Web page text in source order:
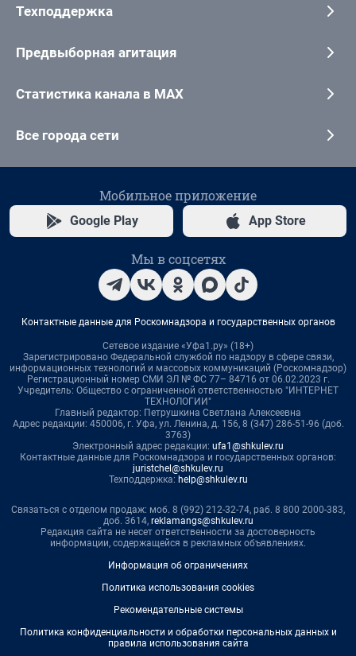
Техподдержка
Предвыборная агитация
Статистика канала в MAX
Все города сети
Мобильное приложение
Google Play App Store
Мы в соцсетях
Контактные данные для Роскомнадзора и государственных органов
Сетевое издание «Уфа1.ру» (18+)
Зарегистрировано Федеральной службой по надзору в сфере связи,
информационных технологий и массовых коммуникаций (Роскомнадзор)
Регистрационный номер СМИ ЭЛ № ФС 77– 84716 от 06.02.2023 г.
Учредитель: Общество с ограниченной ответственностью "ИНТЕРНЕТ
ТЕХНОЛОГИИ"
Главный редактор: Петрушкина Светлана Алексеевна
Адрес редакции: 450006, г. Уфа, ул. Ленина, д. 156, 8 (347) 286-51-96 (доб.
3763)
Электронный адрес редакции: ufa1@shkulev.ru
Контактные данные для Роскомнадзора и государственных органов:
juristchel@shkulev.ru
Техподдержка: help@shkulev.ru
Связаться с отделом продаж: моб. 8 (992) 212-32-74, раб. 8 800 2000-383,
доб. 3614, reklamangs@shkulev.ru
Редакция сайта не несет ответственности за достоверность
информации, содержащейся в рекламных объявлениях.
Информация об ограничениях
Политика использования cookies
Рекомендательные системы
Политика конфиденциальности и обработки персональных данных и
правила использования сайта